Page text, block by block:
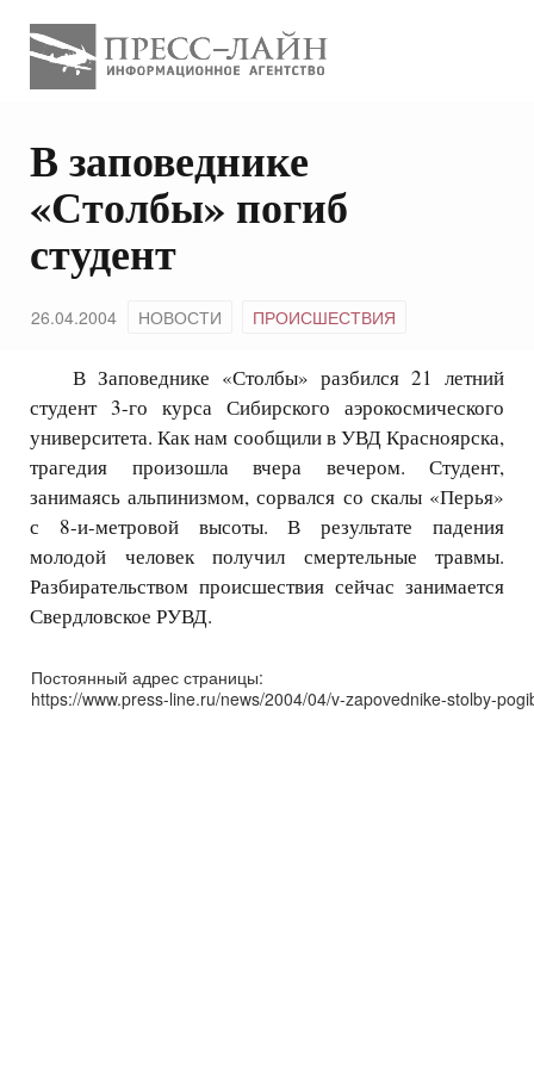
В заповеднике
«Столбы» погиб
студент
26.04.2004 НОВОСТИ ПРОИСШЕСТВИЯ
В Заповеднике «Столбы» разбился 21 летний
студент 3-го курса Сибирского аэрокосмического
университета. Как нам сообщили в УВД Красноярска,
трагедия произошла вчера вечером. Студент,
занимаясь альпинизмом, сорвался со скалы «Перья»
с 8-и-метровой высоты. В результате падения
молодой человек получил смертельные травмы.
Разбирательством происшествия сейчас занимается
Свердловское РУВД.
Постоянный адрес страницы:
https://www.press-line.ru/news/2004/04/v-zapovednike-stolby-